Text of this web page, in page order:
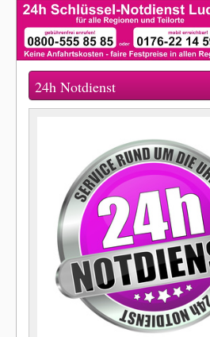
24h Notdienst